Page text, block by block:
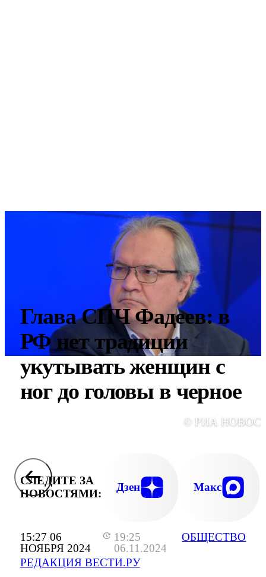
15:27 06
НОЯБРЯ 2024
19:25
06.11.2024
РЕДАКЦИЯ ВЕСТИ.РУ
ОБЩЕСТВО
Глава СПЧ Фадеев: в
РФ нет традиции
укутывать женщин с
ног до головы в черное
© РИА
СЛЕДИТЕ ЗА
НОВОСТЯМИ:
Дзен Макс